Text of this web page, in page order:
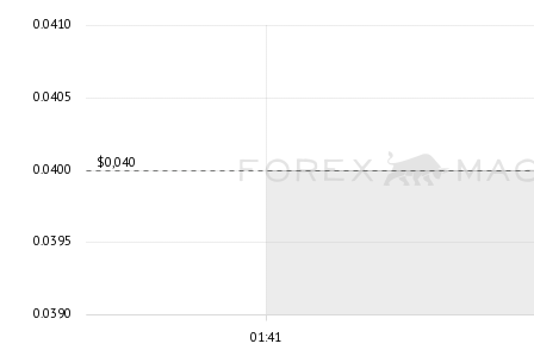
01:41
$0,040
0.0390
0.0395
0.0400
0.0405
0.0410